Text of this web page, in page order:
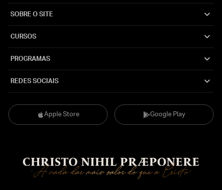
Apple Store Google Play
SOBRE O SITE
CURSOS
PROGRAMAS
REDES SOCIAIS